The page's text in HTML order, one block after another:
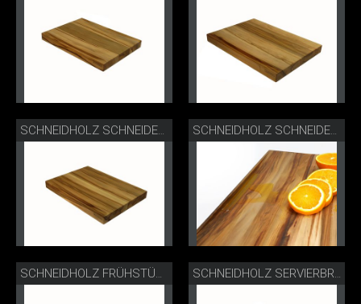
SCHNEIDHOLZ SCHNEIDEBRETT L SCHNEIDHOLZ SCHNEIDEBRETT L LIFESTYLE
SCHNEIDHOLZ FRÜHSTÜCKSBRETT SCHNEIDHOLZ SERVIERBRETT